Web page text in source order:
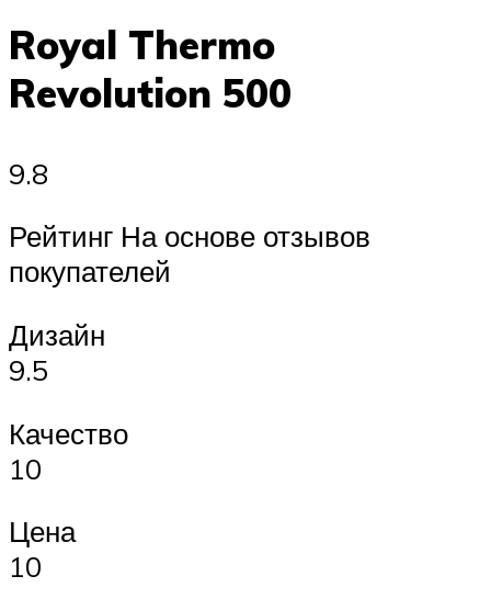
Royal Thermo
Revolution 500
9.8
Рейтинг На основе отзывов
покупателей
Дизайн
9.5
Качество
10
Цена
10